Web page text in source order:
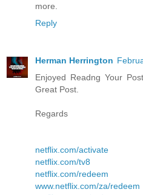
more.
Reply
Herman Herrington
Enjoyed Readng Your
Great Post.
Regards
netflix.com/activate
netflix.com/tv8
netflix.com/redeem
www.netflix.com/za/redeem